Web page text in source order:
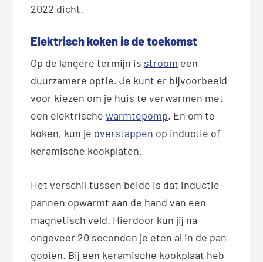
2022 dicht.
Elektrisch koken is de toekomst
Op de langere termijn is stroom een
duurzamere optie. Je kunt er bijvoorbeeld
voor kiezen om je huis te verwarmen met
een elektrischewarmtepomp. En om te
koken, kun je overstappen op inductie of
keramische kookplaten.
Het verschil tussen beide is dat inductie
pannen opwarmt aan de hand van een
magnetisch veld. Hierdoor kun jij na
ongeveer 20 seconden je eten al in de pan
gooien. Bij een keramische kookplaat heb